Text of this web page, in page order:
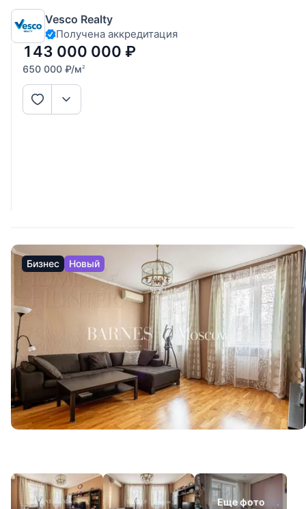
площадью 220 кв.м на 4-м этаже жилого комплекса
"Триумф Палас". Это редкая возможность реализовать
авторский дизайн-проект и создать идеальный дом для
большой семьи.
Vesco Realty
Получена аккредитация
143 000 000 ₽
650 000 ₽/м2
Бизнес Новый
Еще фото